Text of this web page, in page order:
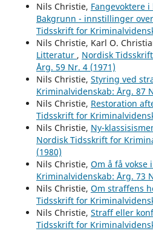
Nils Christie, Fangevoktere
Bakgrunn - innstillinger
Tidsskrift for
Nils Christie, Karl O.
Litteratur , Nordisk
Årg. 59 Nr. 4 (1971)
Nils Christie, Styring ved
Kriminalvidenskab: Årg. 87
Nils Christie, Restoration
Tidsskrift for
Nils Christie, Ny-
Nordisk Tidsskrift for
(1980)
Nils Christie, Om å få vokse
Kriminalvidenskab: Årg. 73
Nils Christie, Om straffens
Tidsskrift for
Nils Christie, Straff eller
Tidsskrift for